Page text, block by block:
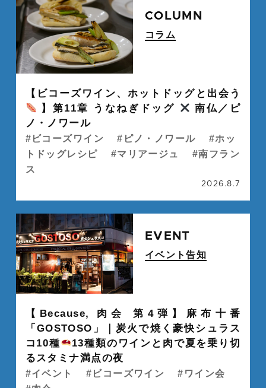
COLUMN
コラム
【ビコーズワイン、ホットドッグと出会う
】第11章 うなねぎドッグ
南仏／ピ
ノ・ノワール
ビコーズワイン ピノ・ノワール
ホッ
トドッグレシピ
マリアージュ
南フラン
ス
2026.8.7
EVENT
イベント告知
【Because, 肉会 第4弾】麻布十番
「GOSTOSO」｜炭火で焼く豪快シュラス
コ10種
13種類のワインと肉で夏を乗り切
るスタミナ満点の夜
イベント ビコーズワイン
ワイン会